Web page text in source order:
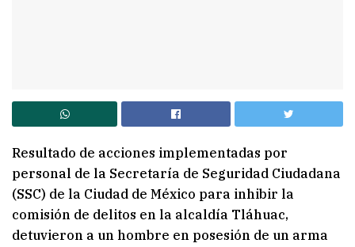
Resultado de acciones implementadas por
personal de la Secretaría de Seguridad Ciudadana
(SSC) de la Ciudad de México para inhibir la
comisión de delitos en la alcaldía Tláhuac,
detuvieron a un hombre en posesión de un arma